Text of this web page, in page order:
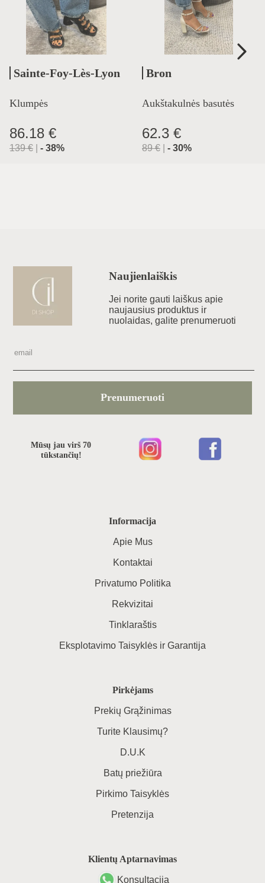
Sainte-Foy-Lès-Lyon
Klumpės
86.18 €
139€ - 38%
Bron
Aukštakulnės basutės
62.3 €
89€ - 30%
Informacija
Apie Mus
Kontaktai
Privatumo Politika
Rekvizitai
Tinklaraštis
Eksplotavimo Taisyklės ir Garantija
Pirkėjams
Prekių Grąžinimas
Turite Klausimų?
D.U.K
Batų priežiūra
Pirkimo Taisyklės
Pretenzija
Klientų Aptarnavimas
Konsultacija
Naujienlaiškis
Jei norite gauti laiškus apie
naujausius produktus ir
nuolaidas, galite prenumeruoti
Prenumeruoti
Mūsų jau virš 70
tūkstančių!